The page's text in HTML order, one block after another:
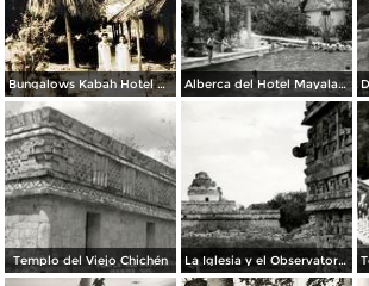
Bungalows Kabah Hotel Mayaland. Alberca del Hotel Mayaland
Templo del Viejo Chichén La Iglesia y el Observatorio